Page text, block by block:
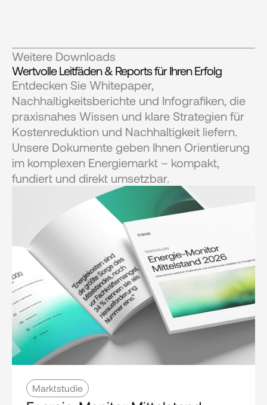
Weitere Downloads
Wertvolle Leitfäden & Reports für Ihren Erfolg
Entdecken Sie Whitepaper,
Nachhaltigkeitsberichte und Infografiken, die
praxisnahes Wissen und klare Strategien für
Kostenreduktion und Nachhaltigkeit liefern.
Unsere Dokumente geben Ihnen Orientierung
im komplexen Energiemarkt – kompakt,
fundiert und direkt umsetzbar.
Marktstudie